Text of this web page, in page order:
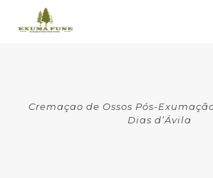
Cremaçao de Ossos Pós-
Dias d’Ávila